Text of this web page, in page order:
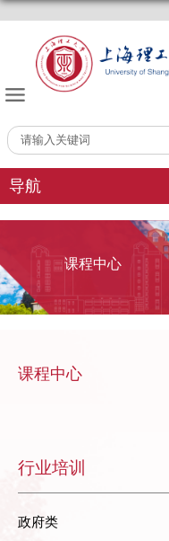
导航
课程中心
课程中心
行业培训
政府类